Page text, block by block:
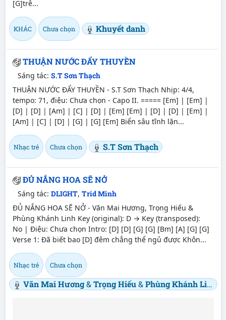
[G]trê...
KHÁC Chưa chọn Khuyết danh
THUẬN NƯỚC ĐẨY THUYỀN
Sáng tác: S.T Sơn Thạch
THUẬN NƯỚC ĐẨY THUYỀN - S.T Sơn Thạch Nhịp: 4/4,
tempo: 71, điệu: Chưa chọn - Capo II. ===== [Em] | [Em] |
[D] | [D] | [Am] | [C] | [D] | [Em] [Em] | [D] | [D] | [Em] |
[Am] | [C] | [D] | [G] | [G] [Em] Biển sâu tĩnh lặn...
Nhạc trẻ Chưa chọn S.T Sơn Thạch
ĐỦ NẮNG HOA SẼ NỞ
Sáng tác: DLIGHT, Trid Minh
ĐỦ NẮNG HOA SẼ NỞ - Văn Mai Hương, Trọng Hiếu &
Phùng Khánh Linh Key (original): D → Key (transposed):
No | Điệu: Chưa chọn Intro: [D] [D] [G] [G] [Bm] [A] [G] [G]
Verse 1: Đã biết bao [D] đêm chẳng thể ngủ được Khôn...
Nhạc trẻ Chưa chọn
Văn Mai Hương&Trọng Hiếu&Phùng Khánh Linh